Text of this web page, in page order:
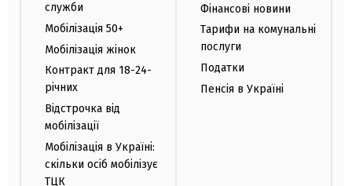
служби
Мобілізація 50+
Мобілізація жінок
Контракт для 18-24-
річних
Відстрочка від
мобілізації
Мобілізація в Україні:
скільки осіб мобілізує
ТЦК
Фінансові новини
Тарифи на комунальні
послуги
Податки
Пенсія в Україні